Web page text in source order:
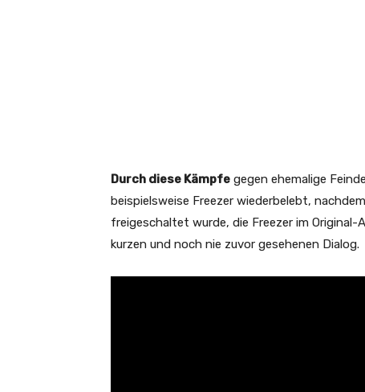
Durch diese Kämpfe gegen ehemalige
beispielsweise Freezer wiederbelebt,
freigeschaltet wurde, die Freezer im
kurzen und noch nie zuvor gesehenen Dialog.